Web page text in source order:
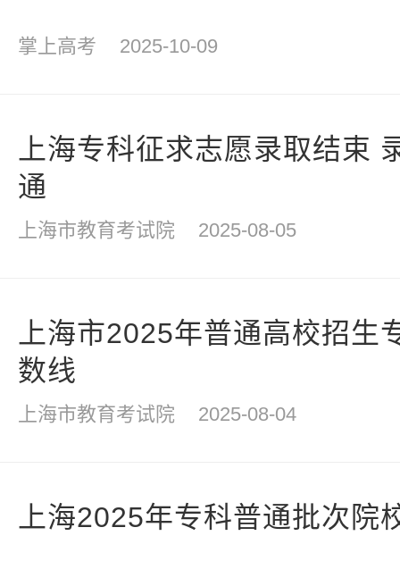
掌上高考 2025-10-09
上海专科征求志愿录取结束
通
上海市教育考试院 2025-08-05
上海市2025年普通高校招生
数线
上海市教育考试院 2025-08-04
上海2025年专科普通批次院